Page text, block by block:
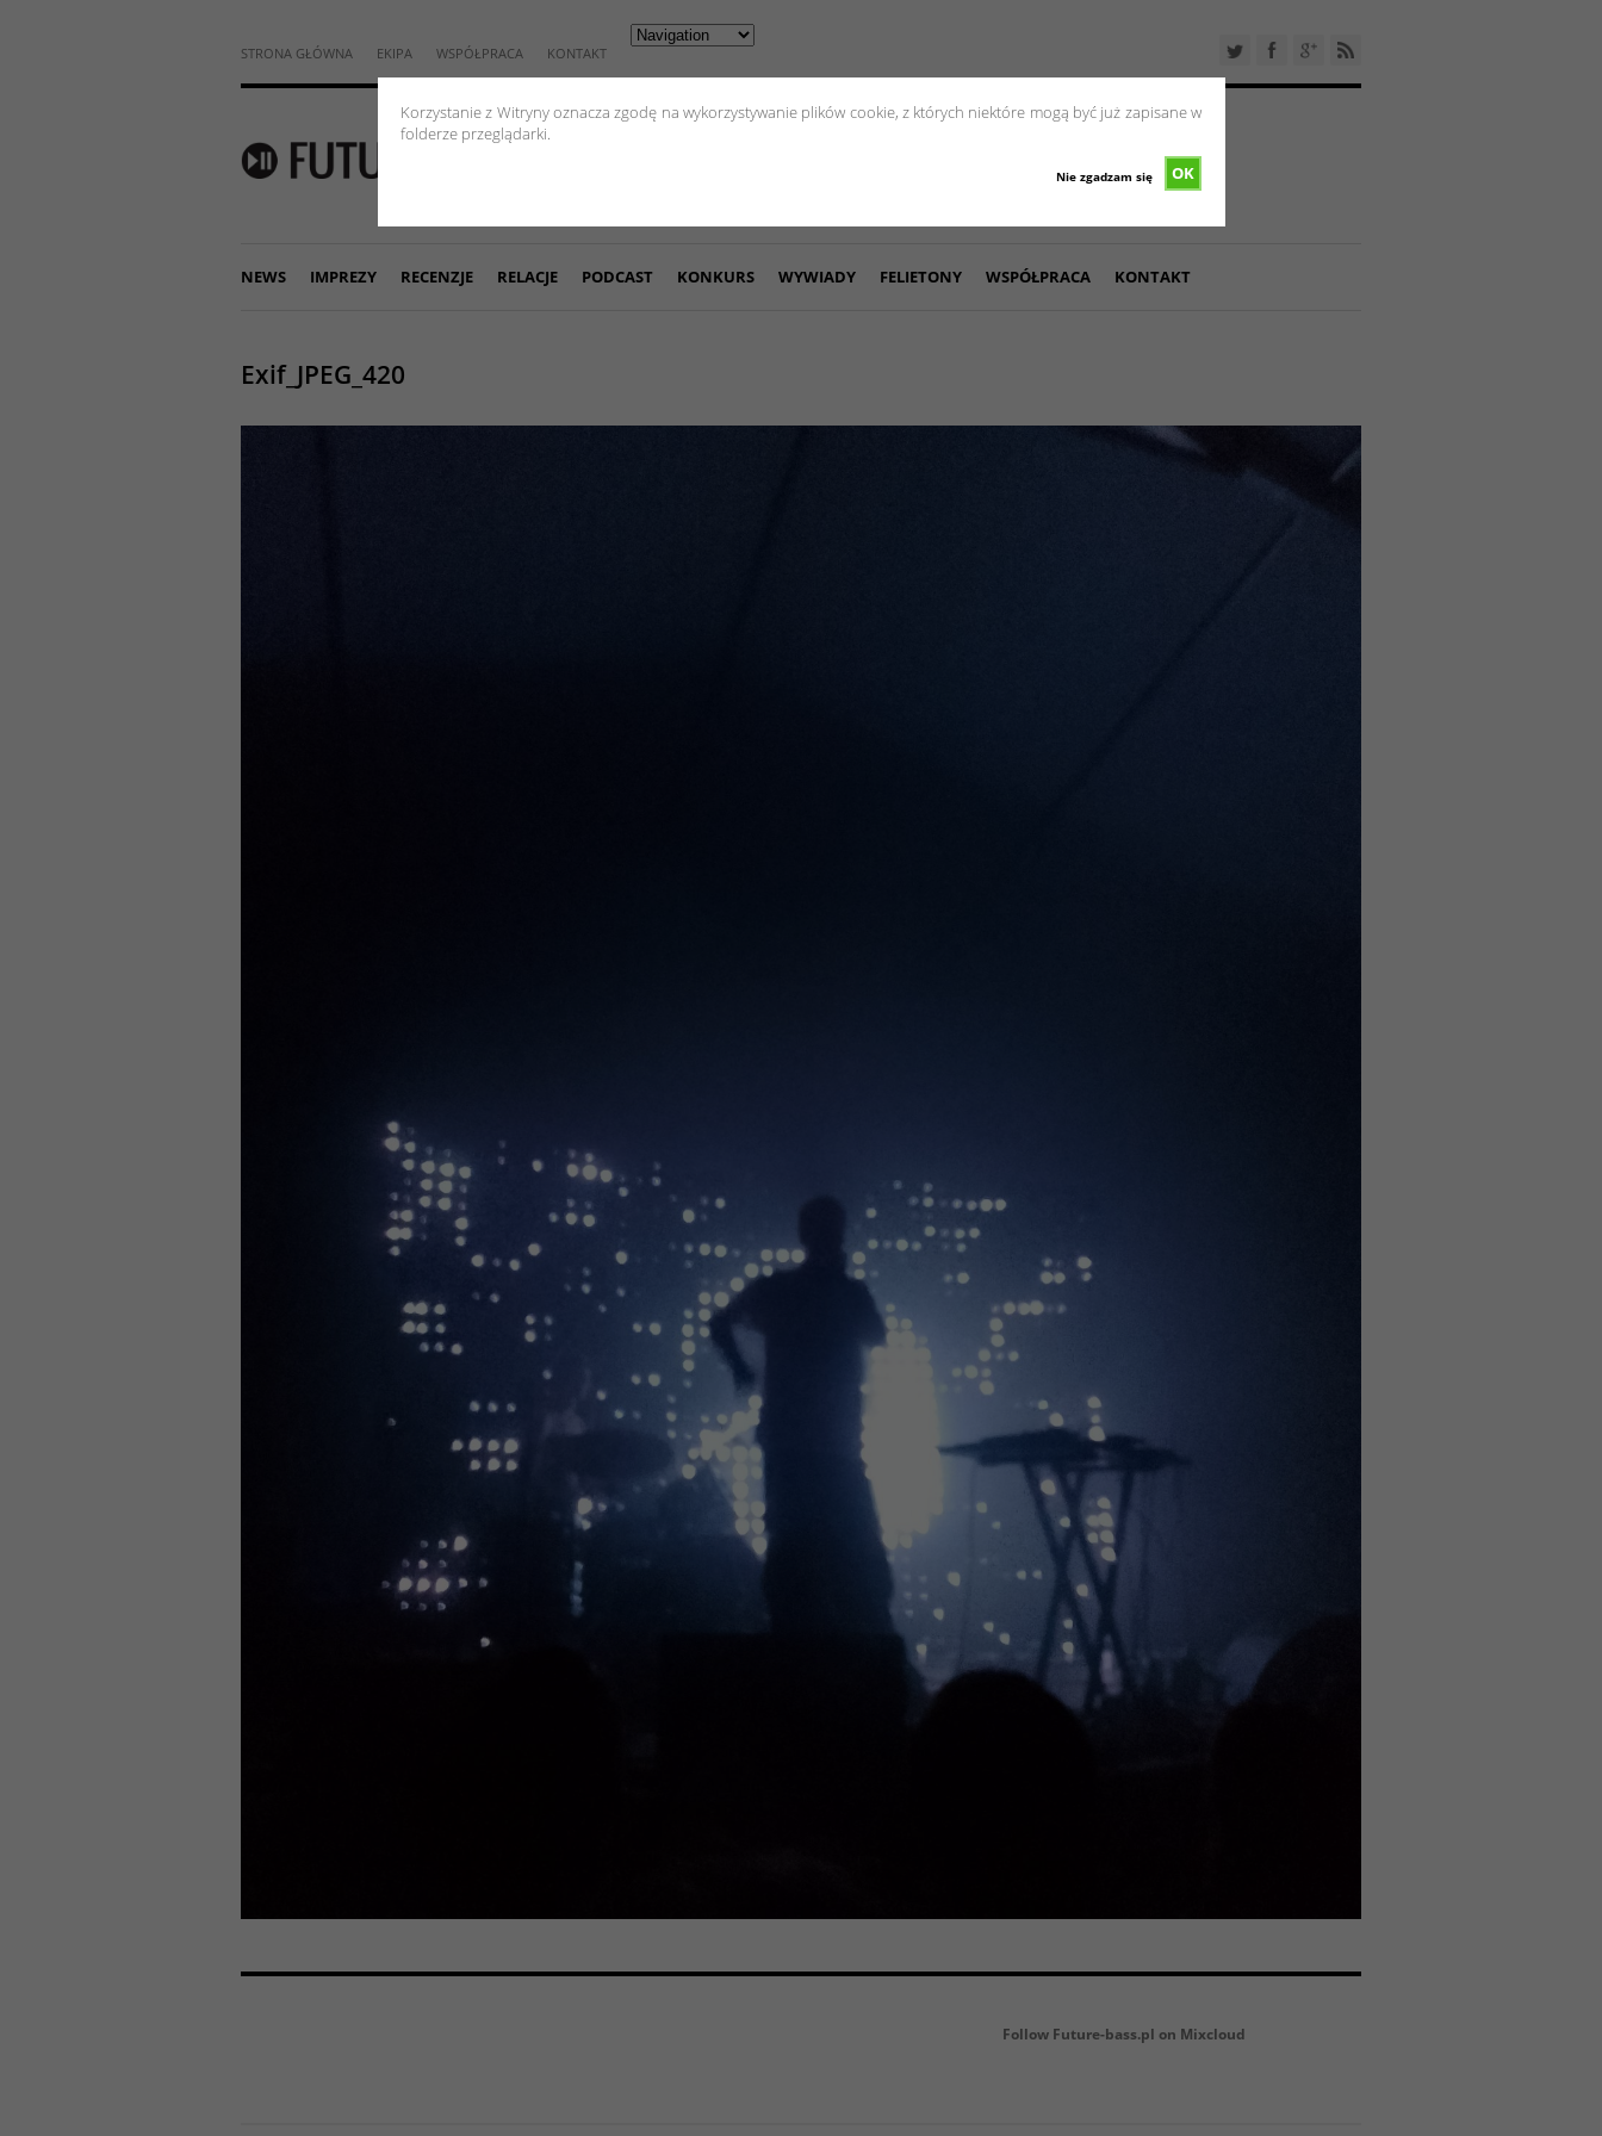
Korzystanie z Witryny oznacza zgodę na wykorzystywanie plików cookie, z których niektóre mogą być już zapisane w
folderze przeglądarki.
OK
Nie zgadzam się
STRONA GŁÓWNA EKIPA WSPÓŁPRACA KONTAKT
NEWS IMPREZY RECENZJE RELACJE PODCAST KONKURS WYWIADY FELIETONY WSPÓŁPRACA KONTAKT
Exif_JPEG_420
Follow Future-bass.pl on Mixcloud